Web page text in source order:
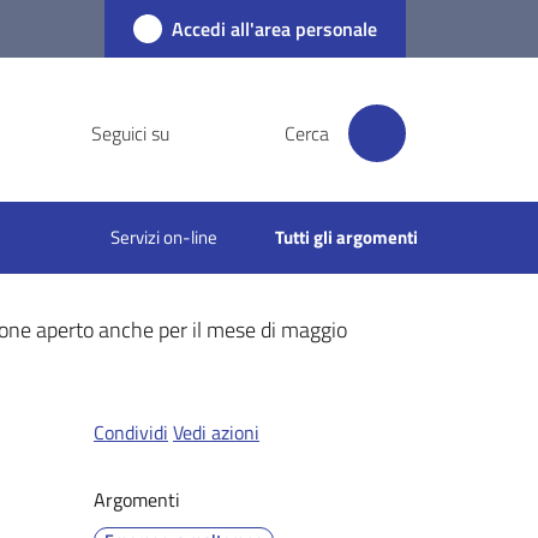
Accedi all'area personale
Seguici su Cerca
Servizi on-line Tutti gli argomenti
aperto anche per il mese di maggio
Condividi Vedi azioni
Argomenti